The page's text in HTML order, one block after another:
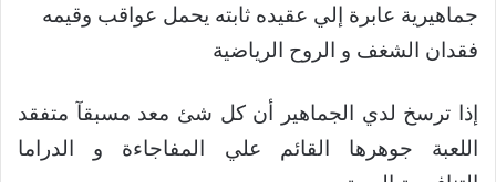
جماهيرية عابرة إلي عقيده ثابته يحمل عواقب وقيمه
فقدان الشغف و الروح الرياضية
إذا ترسخ لدي الجماهير أن كل شئ معد مسبقآ متفقد
اللعبة جوهرها القائم علي المفاجاءة و الدراما